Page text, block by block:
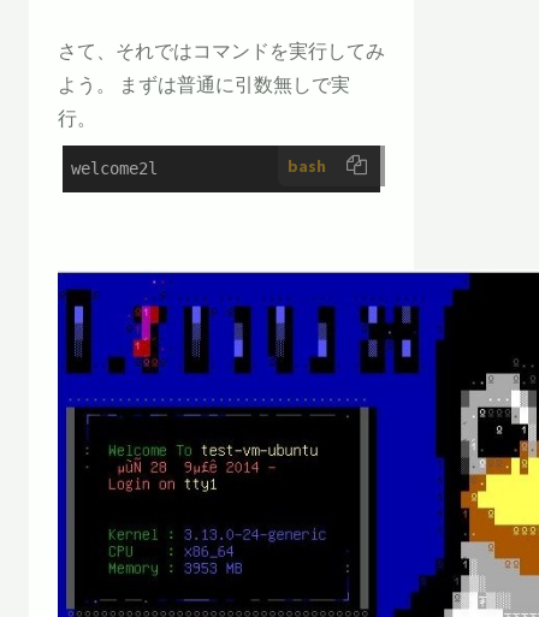
さて、それではコマンドを実行してみ
よう。 まずは普通に引数無しで実
行。
bash
welcome2l